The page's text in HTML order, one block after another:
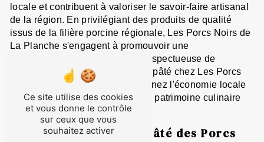
locale et contribuent à valoriser le savoir-faire artisanal
de la région. En privilégiant des produits de qualité
issus de la filière porcine régionale, Les Porcs Noirs de
La Planche s'engagent à promouvoir une
consommation responsable et respectueuse de
l'environnement. En achetant du pâté chez Les Porcs
Noirs de La Planche, vous soutenez l'économie locale
et participez à la préservation du patrimoine culinaire
de Surgères.
Comment déguster le pâté des Porcs
Ce site utilise des cookies
et vous donne le contrôle
sur ceux que vous
souhaitez activer